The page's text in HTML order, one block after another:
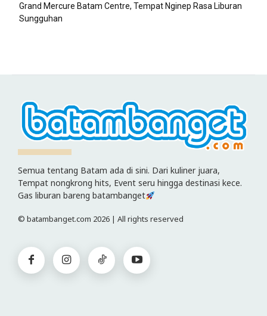
Grand Mercure Batam Centre, Tempat Nginep Rasa Liburan
Sungguhan
Semua tentang Batam ada di sini. Dari kuliner juara,
Tempat nongkrong hits, Event seru hingga destinasi kece.
Gas liburan bareng batambanget
© batambanget.com 2026 | All rights reserved